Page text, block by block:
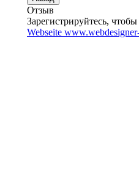
Отзыв
Зарегистрируйтесь, чтобы
Webseite